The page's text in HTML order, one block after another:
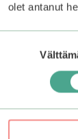
olet antanut